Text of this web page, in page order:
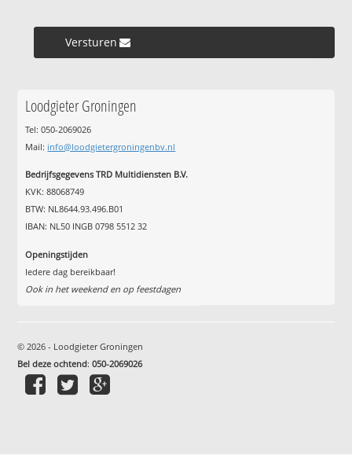
Versturen »
Loodgieter Groningen
Tel: 050-2069026
Mail: info@loodgietergroningenbv.nl
Bedrijfsgegevens TRD Multidiensten B.V.
KVK: 88068749
BTW: NL8644.93.496.B01
IBAN: NL50 INGB 0798 5512 32
Openingstijden
Iedere dag bereikbaar!
Ook in het weekend en op feestdagen
© 2026 - Loodgieter Groningen
Bel deze ochtend:050-2069026